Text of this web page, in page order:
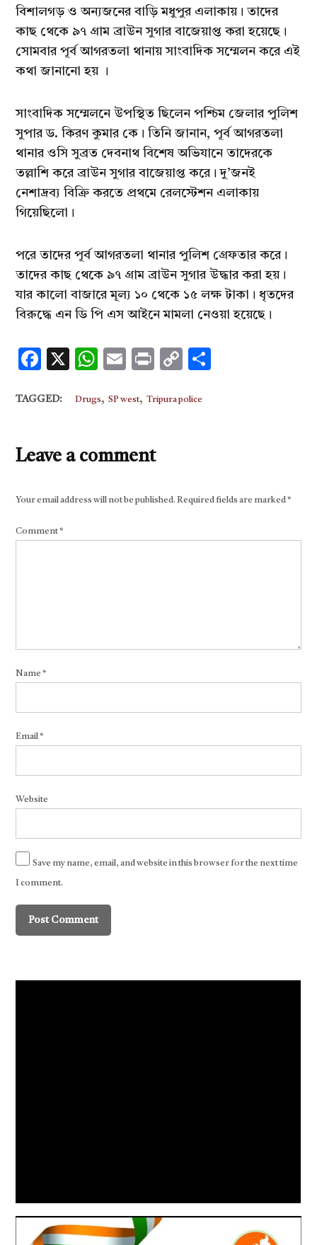
বিশালগড় ও অন্যজনের বাড়ি মধুপুর এলাকায়। তাদের
কাছ থেকে ৯৭ গ্রাম ব্রাউন সুগার বাজেয়াপ্ত করা হয়েছে।
সোমবার পূর্ব আগরতলা থানায় সাংবাদিক সম্মেলন করে এই
কথা জানানো হয় ।
সাংবাদিক সম্মেলনে উপস্থিত ছিলেন পশ্চিম জেলার পুলিশ
সুপার ড. কিরণ কুমার কে। তিনি জানান, পূর্ব আগরতলা
থানার ওসি সুব্রত দেবনাথ বিশেষ অভিযানে তাদেরকে
তল্লাশি করে ব্রাউন সুগার বাজেয়াপ্ত করে। দু’জনই
নেশাদ্রব্য বিক্রি করতে প্রথমে রেলস্টেশন এলাকায়
গিয়েছিলো।
পরে তাদের পূর্ব আগরতলা থানার পুলিশ গ্রেফতার করে।
তাদের কাছ থেকে ৯৭ গ্রাম ব্রাউন সুগার উদ্ধার করা হয়।
যার কালো বাজারে মূল্য ১০ থেকে ১৫ লক্ষ টাকা। ধৃতদের
বিরুদ্ধে এন ডি পি এস আইনে মামলা নেওয়া হয়েছে।
Facebook
X WhatsApp
EmailPrintCopy
TAGGED: Drugs,SP west,Tripura police
Leave a comment
Your email address will not be published. Required fields are marked*
Comment*
Name*
Email*
Website
Save my name, email, and website in this browser for the next time
I comment.